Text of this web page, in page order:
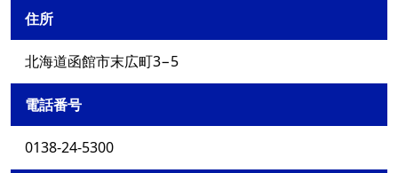
住所
北海道函館市末広町3−5
電話番号
0138-24-5300